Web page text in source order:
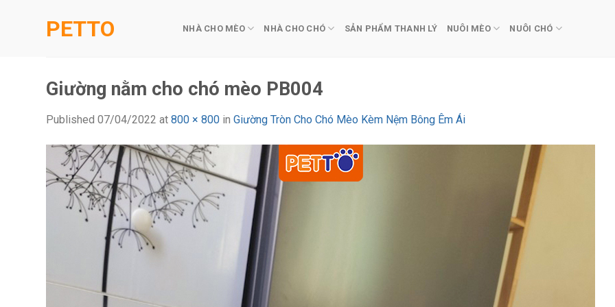
PETTO NHÀ CHO MÈO NHÀ CHO CHÓ SẢN PHẨM THANH LÝ NUÔI MÈO NUÔI CHÓ
Giường nằm cho chó mèo PB004
Published 07/04/2022 at 800 × 800 in Giường Tròn Cho Chó Mèo Kèm Nệm Bông Êm Ái